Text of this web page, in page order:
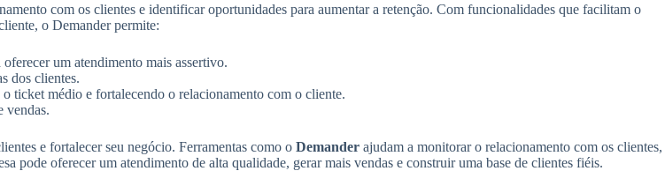
com os clientes e identificar oportunidades para aumentar a retenção. Com funcionalidades que facilitam o
o Demander permite:
um atendimento mais assertivo.
dos clientes.
o ticket médio e fortalecendo o relacionamento com o cliente.
vendas.
e fortalecer seu negócio. Ferramentas como o Demander ajudam a monitorar o relacionamento com os clientes,
pode oferecer um atendimento de alta qualidade, gerar mais vendas e construir uma base de clientes fiéis.